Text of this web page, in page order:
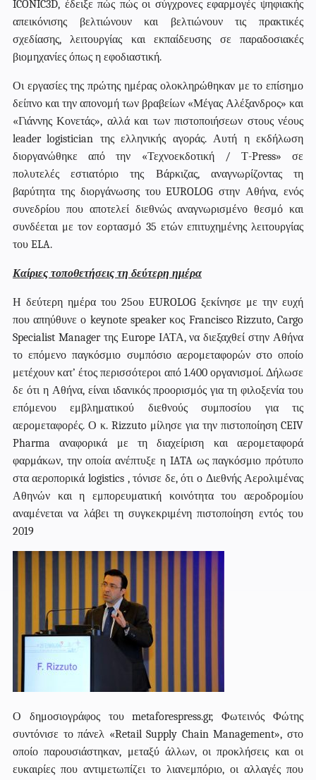
ICONIC3D, έδειξε πώς πώς οι σύγχρονες εφαρμογές ψηφιακής
απεικόνισης βελτιώνουν και βελτιώνουν τις πρακτικές
σχεδίασης, λειτουργίας και εκπαίδευσης σε παραδοσιακές
βιομηχανίες όπως η εφοδιαστική.
Οι εργασίες της πρώτης ημέρας ολοκληρώθηκαν με το επίσημο
δείπνο και την απονομή των βραβείων «Μέγας Αλέξανδρος» και
«Γιάννης Κονετάς», αλλά και των πιστοποιήσεων στους νέους
leader logistician της ελληνικής αγοράς. Αυτή η εκδήλωση
διοργανώθηκε από την «Τεχνοεκδοτική / Τ-Press» σε
πολυτελές εστιατόριο της Βάρκιζας, αναγνωρίζοντας τη
βαρύτητα της διοργάνωσης του EUROLOG στην Αθήνα, ενός
συνεδρίου που αποτελεί διεθνώς αναγνωρισμένο θεσμό και
συνδέεται με τον εορτασμό 35 ετών επιτυχημένης λειτουργίας
του ELA.
Καίριες τοποθετήσεις τη δεύτερη ημέρα
Η δεύτερη ημέρα του 25ουEUROLOG ξεκίνησε με την ευχή
που απηύθυνε ο keynote speaker κος Francisco Rizzuto, Cargo
Specialist Manager της Εurope ΙΑΤΑ, να διεξαχθεί στην Αθήνα
το επόμενο παγκόσμιο συμπόσιο αερομεταφορών στο οποίο
μετέχουν κατ’ έτος περισσότεροι από 1.400 οργανισμοί. Δήλωσε
δε ότι η Αθήνα, είναι ιδανικός προορισμός για τη φιλοξενία του
επόμενου εμβληματικού διεθνούς συμποσίου για τις
αερομεταφορές. Ο κ. Rizzuto μίλησε για την πιστοποίηση CEIV
Pharma αναφορικά με τη διαχείριση και αερομεταφορά
φαρμάκων, την οποία ανέπτυξε η IATA ως παγκόσμιο πρότυπο
στα αεροπορικά logistics , τόνισε δε, ότι ο Διεθνής Αερολιμένας
Αθηνών και η εμπορευματική κοινότητα του αεροδρομίου
αναμένεται να λάβει τη συγκεκριμένη πιστοποίηση εντός του
2019
Ο δημοσιογράφος του metaforespress.gr, Φωτεινός Φώτης
συντόνισε το πάνελ «Retail Supply Chain Management», στο
οποίο παρουσιάστηκαν, μεταξύ άλλων, οι προκλήσεις και οι
ευκαιρίες που αντιμετωπίζει το λιανεμπόριο, οι αλλαγές που